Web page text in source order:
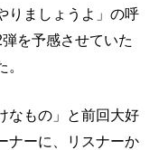
りましょうよ」の呼
を予感させていた
なもの」と前回大好
ナーに、リスナーか